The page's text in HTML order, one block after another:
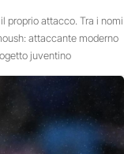
proprio attacco. Tra i nomi
attaccante moderno
juventino